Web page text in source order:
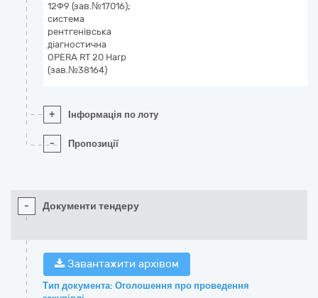
12Ф9 (зав.№17016);
система
рентгенівська
діагностична
OPERA RT 20 Harp
(зав.№38164)
+ Інформація по лоту
- Пропозиції
- Документи тендеру
Завантажити архівом
Тип документа: Оголошення про проведення